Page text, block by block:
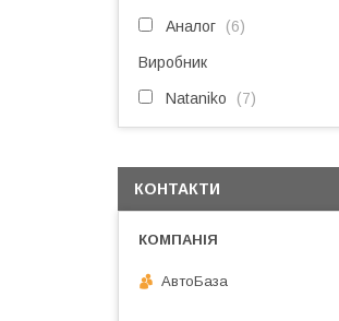
Аналог 6
Виробник
Nataniko 7
КОНТАКТИ
АвтоБаза